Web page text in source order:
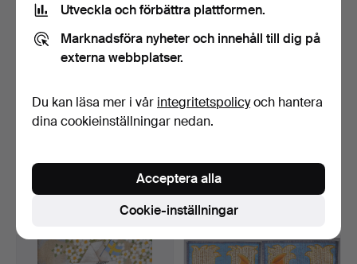
OLJ…
Klubbades 12 maj 2026
6 bud
TRI…
Klubbades 12 maj 2026
211 USD
Utveckla och förbättra plattformen.
Marknadsföra nyheter och innehåll till dig på
externa webbplatser.
Du kan läsa mer i vår integritetspolicyoch hantera
dina cookieinställningar nedan.
Cookie-inställningar
Acceptera alla